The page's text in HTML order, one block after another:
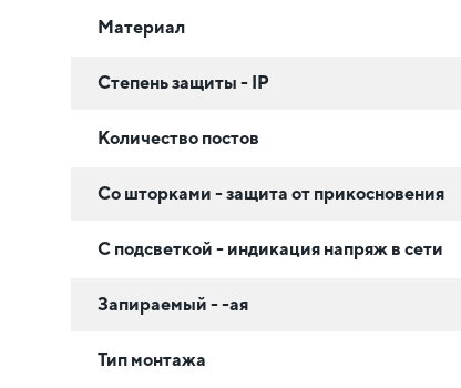
Материал
Степень защиты - IP
Количество постов
Со шторками - защита от прикосновения
С подсветкой - индикация напряж в сети
Запираемый - -ая
Тип монтажа